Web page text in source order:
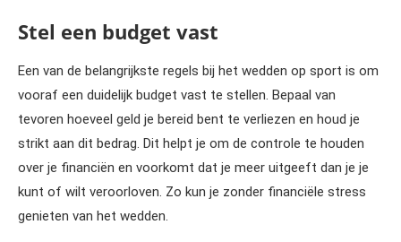
Stel een budget vast
Een van de belangrijkste regels bij het wedden op sport is om
vooraf een duidelijk budget vast te stellen. Bepaal van
tevoren hoeveel geld je bereid bent te verliezen en houd je
strikt aan dit bedrag. Dit helpt je om de controle te houden
over je financiën en voorkomt dat je meer uitgeeft dan je je
kunt of wilt veroorloven. Zo kun je zonder financiële stress
genieten van het wedden.